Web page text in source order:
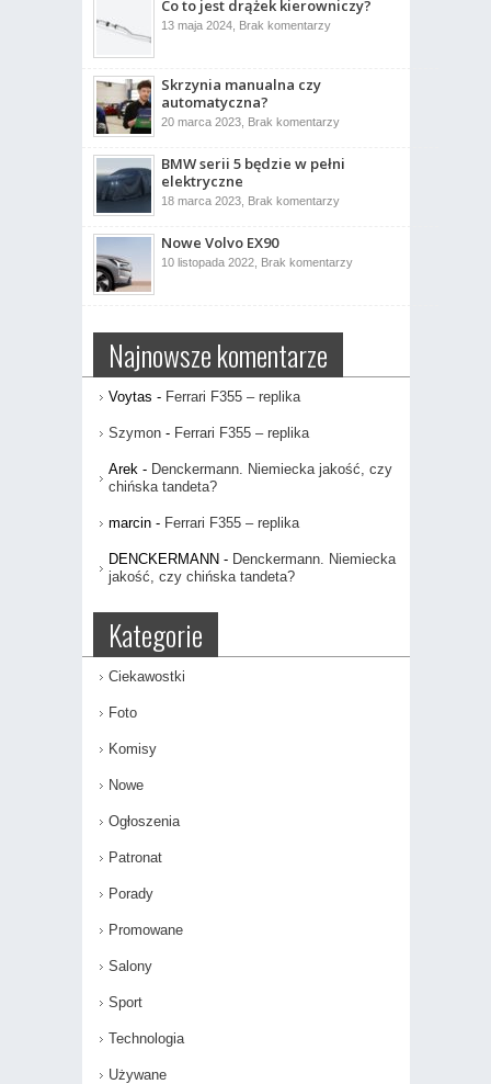
ujrzał
światło
Co to jest drążek kierowniczy?
13 maja 2024, Brak komentarzydo
Skrzynia manualna czy
automatyczna?
20 marca 2023, Brak komentarzydo
czy
automatyczna?
BMW serii 5 będzie w pełni
elektryczne
18 marca 2023, Brak komentarzydo
w
Nowe Volvo EX90
10 listopada 2022, Brak komentarzydo
Najnowsze komentarze
Voytas - Ferrari F355 – replika
Szymon- Ferrari F355 – replika
Arek- Denckermann. Niemiecka jakość, czy
chińska tandeta?
marcin- Ferrari F355 – replika
DENCKERMANN - Denckermann. Niemiecka
jakość, czy chińska tandeta?
Kategorie
Ciekawostki
Foto
Komisy
Nowe
Ogłoszenia
Patronat
Porady
Promowane
Salony
Sport
Technologia
Używane